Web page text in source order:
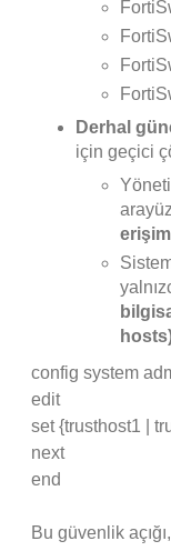
Derhal
için geçici
config system
edit
set {trusthost1 |
next
end
Bu güvenlik